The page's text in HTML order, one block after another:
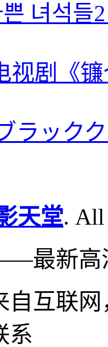
녀석들
视剧《
ラック
天堂. All
最新高
自互联
系